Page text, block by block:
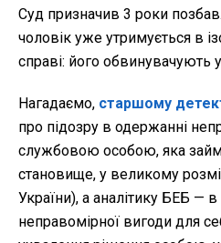
Суд призначив 3 роки
чоловік уже утримується в
справі: його обвинувачують
Нагадаємо, старшому
про підозру в одержанні
службовою особою, яка
становище, у великому
України), а аналітику БЕБ —
неправомірної вигоди для